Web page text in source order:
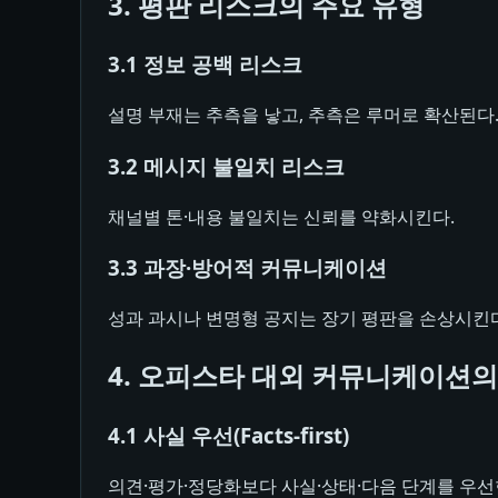
3.1 정보 공백 리스크
설명 부재는 추측을 낳고, 추측은 루머로 확산된다.
3.2 메시지 불일치 리스크
채널별 톤·내용 불일치는 신뢰를 약화시킨다.
3.3 과장·방어적 커뮤니케이션
성과 과시나 변명형 공지는 장기 평판을 손상시킨
4. 오피스타 대외 커뮤니케이션
4.1 사실 우선(Facts-first)
의견·평가·정당화보다 사실·상태·다음 단계를 우